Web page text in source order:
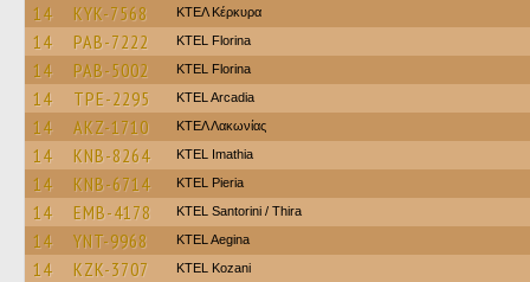
14 KYK-7568 ΚΤΕΛ Κέρκυρα
14 PAB-7222 KTEL Florina
14 PAB-5002 KTEL Florina
14 TPE-2295 KTEL Arcadia
14 AKZ-1710 ΚΤΕΛ Λακωνίας
14 KNB-8264 KTEL Imathia
14 KNB-6714 KTEL Pieria
14 EMB-4178 KTEL Santorini / Thira
14 YNT-9968 KTEL Aegina
14 KZK-3707 ΚΤΕL Kozani